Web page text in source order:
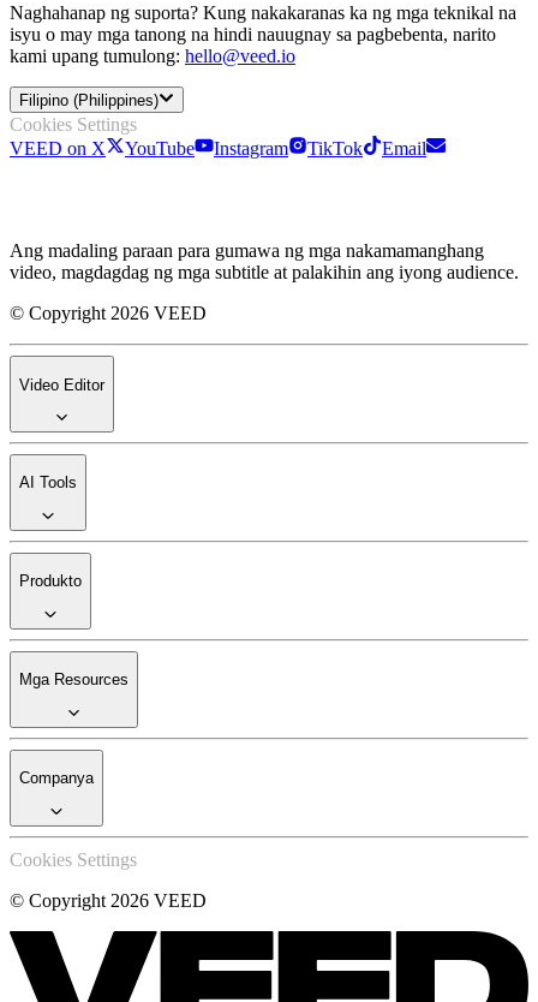
Naghahanap ng suporta? Kung nakakaranas ka ng mga teknikal na
isyu o may mga tanong na hindi nauugnay sa pagbebenta, narito
kami upang tumulong: hello@veed.io
Filipino (Philippines)
Cookies Settings
VEED on X
YouTube Instagram TikTok Email
Ang madaling paraan para gumawa ng mga nakamamanghang
video, magdagdag ng mga subtitle at palakihin ang iyong audience.
© Copyright 2026 VEED
Video Editor
AI Tools
Produkto
Mga Resources
Companya
Cookies Settings
© Copyright 2026 VEED